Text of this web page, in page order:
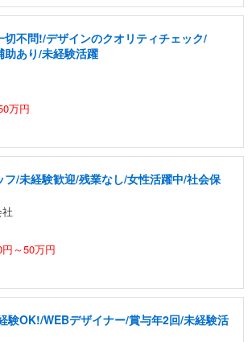
切不問!/デザインのクオリティチェック/
助あり/未経験活躍
万円
フ/未経験歓迎/残業なし/女性活躍中/社会保
～50万円
験OK!/WEBデザイナー/賞与年2回/未経験活